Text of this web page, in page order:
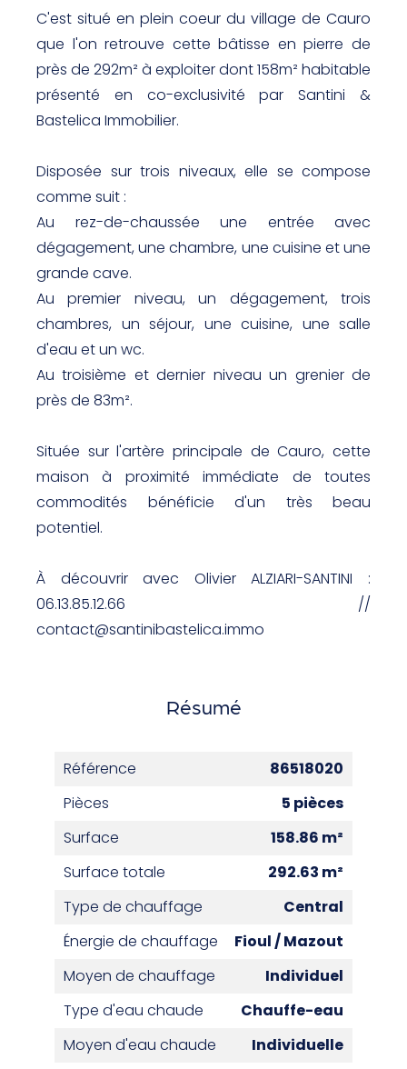
C'est situé en plein coeur du village de Cauro
que l'on retrouve cette bâtisse en pierre de
près de 292m² à exploiter dont 158m² habitable
présenté en co-exclusivité par Santini &
Bastelica Immobilier.
Disposée sur trois niveaux, elle se compose
comme suit :
Au rez-de-chaussée une entrée avec
dégagement, une chambre, une cuisine et une
grande cave.
Au premier niveau, un dégagement, trois
chambres, un séjour, une cuisine, une salle
d'eau et un wc.
Au troisième et dernier niveau un grenier de
près de 83m².
Située sur l'artère principale de Cauro, cette
maison à proximité immédiate de toutes
commodités bénéficie d'un très beau
potentiel.
À découvrir avec Olivier ALZIARI-SANTINI :
06.13.85.12.66 //
contact@santinibastelica.immo
Résumé
Référence
86518020
Pièces
5 pièces
Surface
158.86 m²
Surface totale
292.63 m²
Type de chauffage
Central
Énergie de chauffage
Fioul / Mazout
Moyen de chauffage
Individuel
Type d'eau chaude
Chauffe-eau
Moyen d'eau chaude
Individuelle